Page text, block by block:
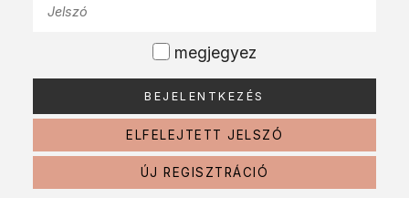
megjegyez
ELFELEJTETT JELSZÓ
ÚJ REGISZTRÁCIÓ